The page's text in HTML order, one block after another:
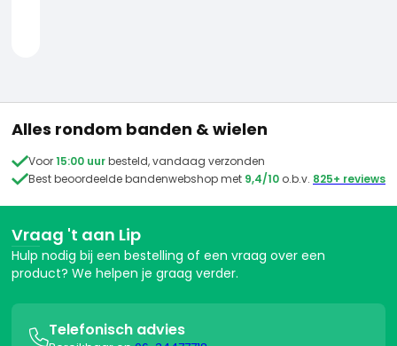
Contact
9.6/10 klantenbeoordeling 
Alles rondom banden & wielen
Voor15:00 uurbesteld, vandaag verzonden
Best beoordeelde bandenwebshop met 9,4/10 o.b.v. 825+ reviews
Vraag 't aan Lip
Hulp nodig bij een bestelling of een vraag over een
product? We helpen je graag verder.
Telefonisch advies